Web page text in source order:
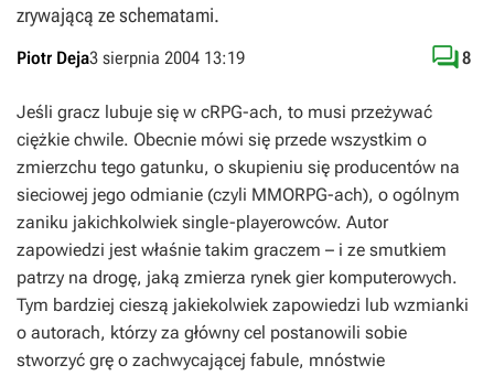
zrywającą ze schematami.
Piotr Deja3 sierpnia 2004 13:19 8
Jeśli gracz lubuje się w cRPG-ach, to musi przeżywać
ciężkie chwile. Obecnie mówi się przede wszystkim o
zmierzchu tego gatunku, o skupieniu się producentów na
sieciowej jego odmianie (czyli MMORPG-ach), o ogólnym
zaniku jakichkolwiek single-playerowców. Autor
zapowiedzi jest właśnie takim graczem – i ze smutkiem
patrzy na drogę, jaką zmierza rynek gier komputerowych.
Tym bardziej cieszą jakiekolwiek zapowiedzi lub wzmianki
o autorach, którzy za główny cel postanowili sobie
stworzyć grę o zachwycającej fabule, mnóstwie